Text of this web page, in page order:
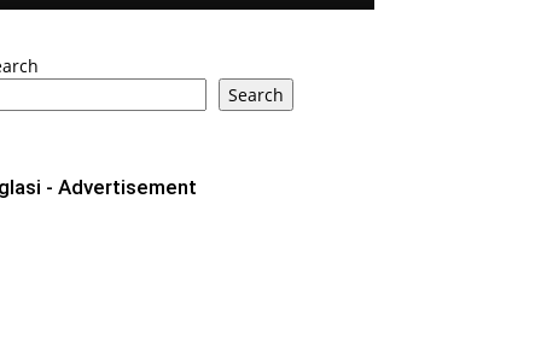
Search
- Advertisement